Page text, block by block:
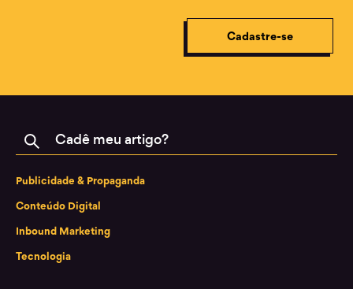
Cadastre-se
Buscar
Publicidade & Propaganda
Conteúdo Digital
Inbound Marketing
Tecnologia